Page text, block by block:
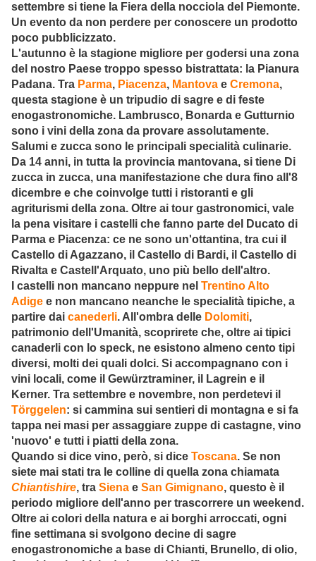
settembre si tiene la Fiera della nocciola del Piemonte.
Un evento da non perdere per conoscere un prodotto
poco pubblicizzato.
L'autunno è la stagione migliore per godersi una zona
del nostro Paese troppo spesso bistrattata: la Pianura
Padana. Tra Parma, Piacenza, Mantova e Cremona,
questa stagione è un tripudio di sagre e di feste
enogastronomiche. Lambrusco, Bonarda e Gutturnio
sono i vini della zona da provare assolutamente.
Salumi e zucca sono le principali specialità culinarie.
Da 14 anni, in tutta la provincia mantovana, si tiene Di
zucca in zucca, una manifestazione che dura fino all'8
dicembre e che coinvolge tutti i ristoranti e gli
agriturismi della zona. Oltre ai tour gastronomici, vale
la pena visitare i castelli che fanno parte del Ducato di
Parma e Piacenza: ce ne sono un'ottantina, tra cui il
Castello di Agazzano, il Castello di Bardi, il Castello di
Rivalta e Castell'Arquato, uno più bello dell'altro.
I castelli non mancano neppure nel Trentino Alto
Adige e non mancano neanche le specialità tipiche, a
partire dai canederli. All'ombra delle Dolomiti,
patrimonio dell'Umanità, scoprirete che, oltre ai tipici
canaderli con lo speck, ne esistono almeno cento tipi
diversi, molti dei quali dolci. Si accompagnano con i
vini locali, come il Gewürztraminer, il Lagrein e il
Kerner. Tra settembre e novembre, non perdetevi il
Törggelen: si cammina sui sentieri di montagna e si fa
tappa nei masi per assaggiare zuppe di castagne, vino
'nuovo' e tutti i piatti della zona.
Quando si dice vino, però, si dice Toscana. Se non
siete mai stati tra le colline di quella zona chiamata
Chiantishire, tra Siena e San Gimignano, questo è il
periodo migliore dell'anno per trascorrere un weekend.
Oltre ai colori della natura e ai borghi arroccati, ogni
fine settimana si svolgono decine di sagre
enogastronomiche a base di Chianti, Brunello, di olio,